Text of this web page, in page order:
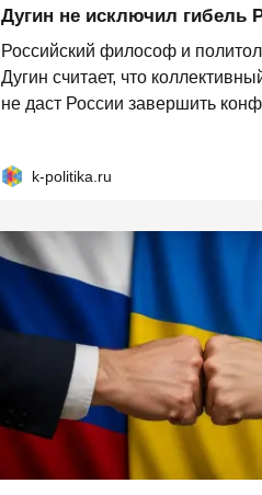
Дугин не исключил гибель
Российский философ и
Дугин считает, что
не даст России завершить
k-politika.ru